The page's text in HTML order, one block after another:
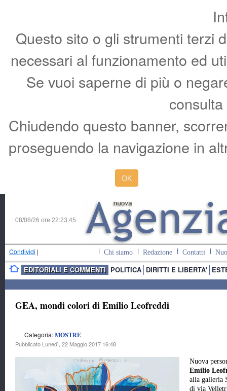
Questo sito o gli strumenti terzi
necessari al funzionamento ed
Se vuoi saperne di più o
Chiudendo questo banner,
proseguendo la navigazione in
OK
08/08/26 ore 22:23:46
Condividi | Chi siamo Redazione Contatti
EDITORIALI E COMMENTI POLITICA DIRITTI E LIBERTA'
GEA, mondi colori di Emilio Leofreddi
Categoria:MOSTRE
Pubblicato Lunedì, 22 Maggio 2017 16:48
Nuova
Emilio
alla galleria
di via